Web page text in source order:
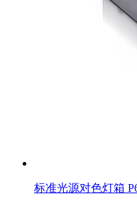
标准光源对色灯箱